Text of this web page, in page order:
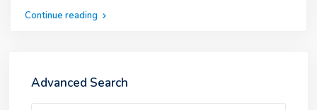
Continue reading
Advanced Search